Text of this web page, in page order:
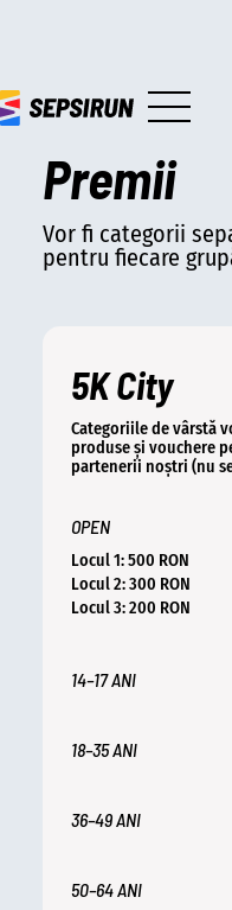
Premii
Vor fi categorii
pentru fiecare
5K City
Categoriile de vârstă
produse și vouchere
partenerii noștri (nu
OPEN
Locul 1: 500 RON
Locul 2: 300 RON
Locul 3: 200 RON
14–17 ANI
18–35 ANI
36–49 ANI
50–64 ANI